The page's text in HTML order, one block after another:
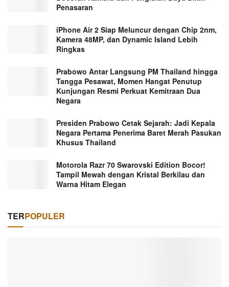
Penasaran
iPhone Air 2 Siap Meluncur dengan Chip 2nm,
Kamera 48MP, dan Dynamic Island Lebih
Ringkas
Prabowo Antar Langsung PM Thailand hingga
Tangga Pesawat, Momen Hangat Penutup
Kunjungan Resmi Perkuat Kemitraan Dua
Negara
Presiden Prabowo Cetak Sejarah: Jadi Kepala
Negara Pertama Penerima Baret Merah Pasukan
Khusus Thailand
Motorola Razr 70 Swarovski Edition Bocor!
Tampil Mewah dengan Kristal Berkilau dan
Warna Hitam Elegan
TERPOPULER